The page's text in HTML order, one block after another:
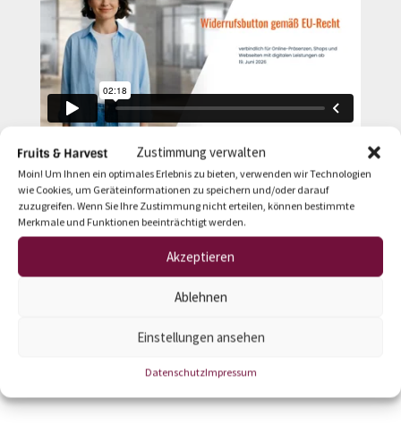
Zustimmung verwalten
Moin! Um Ihnen ein optimales Erlebnis zu bieten, verwenden wir Technologien
wie Cookies, um Geräteinformationen zu speichern und/oder darauf
zuzugreifen. Wenn Sie Ihre Zustimmung nicht erteilen, können bestimmte
Merkmale und Funktionen beeinträchtigt werden.
Akzeptieren
Ablehnen
Einstellungen ansehen
DatenschutzImpressum
widerrufonline.de
Projekte & Referenzen
Creator